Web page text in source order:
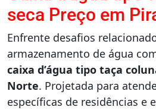
seca Preço em
Enfrente desafios
armazenamento de água
caixa d’água tipo taça
Norte. Projetada para
específicas de residências e